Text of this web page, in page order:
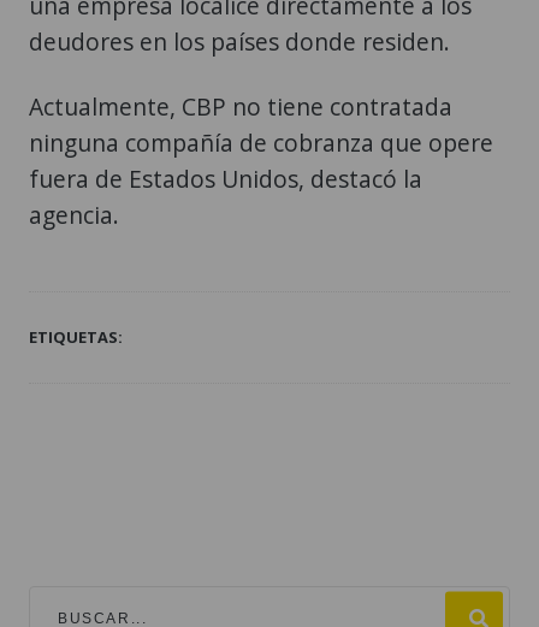
deudores en los países donde residen.
Actualmente, CBP no tiene contratada
ninguna compañía de cobranza que opere
fuera de Estados Unidos, destacó la
agencia.
ETIQUETAS: